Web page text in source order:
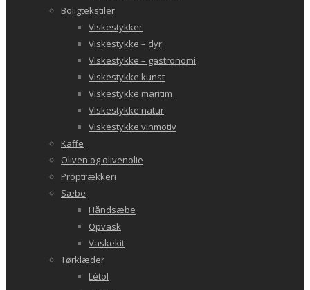
Boligtekstiler
Viskestykker
Viskestykke – dyr
Viskestykke – gastronomi
Viskestykke kunst
Viskestykke maritim
Viskestykke natur
Viskestykke vinmotiv
Kaffe
Oliven og olivenolie
Proptrækkeri
Sæbe
Håndsæbe
Opvask
Vaskekit
Tørklæder
Létol